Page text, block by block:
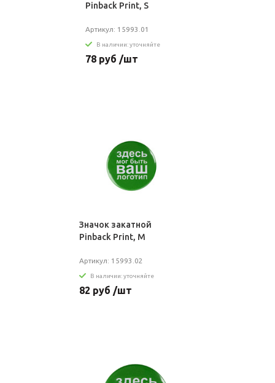
Pinback Print, S
Артикул: 15993.01
В наличии: уточняйте
78 руб /шт
Значок закатной
Pinback Print, М
Артикул: 15993.02
В наличии: уточняйте
82 руб /шт